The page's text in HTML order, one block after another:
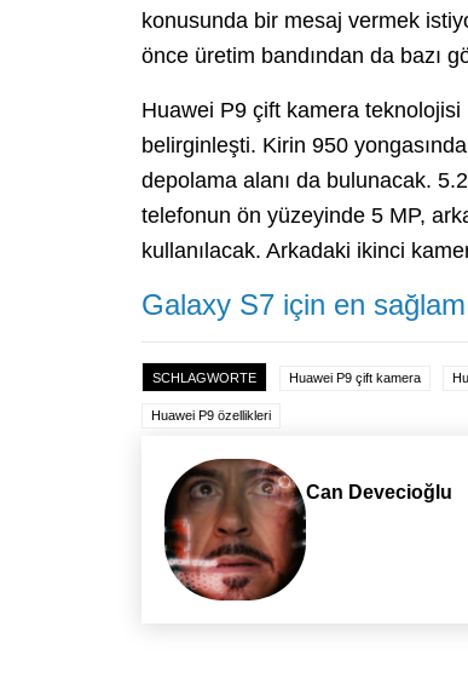
konusunda bir mesaj vermek
önce üretim bandından da bazı
Huawei P9 çift kamera
belirginleşti. Kirin 950
depolama alanı da bulunacak.
telefonun ön yüzeyinde 5 MP,
kullanılacak. Arkadaki ikinci
Galaxy S7 için en sağlam
SCHLAGWORTE Huawei P9 çift kamera
Huawei P9 özellikleri
Can Devecioğlu